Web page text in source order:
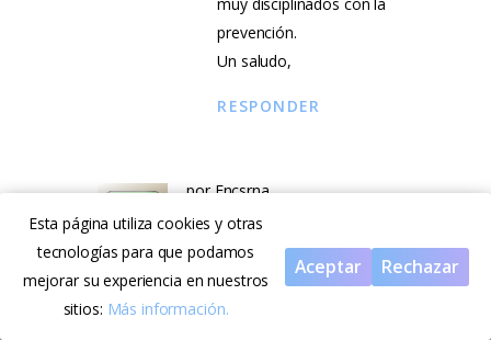
prevención.
Un saludo,
RESPONDER
por Encsrna
Muchas gracias por los
consejos. Esperemos pase
todo muy rápido
Esta página utiliza cookies y otras
tecnologías para que podamos
mejorar su experiencia en nuestros
sitios: Más información.
Aceptar Rechazar